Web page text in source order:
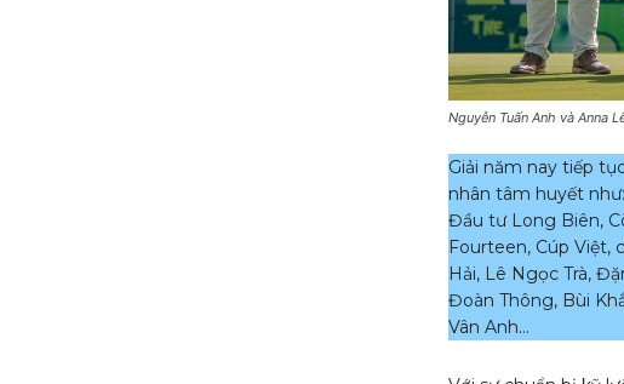
Nguyễn Tuấn Anh và Anna
Giải năm nay tiếp
nhân tâm huyết
Đầu tư Long Biên,
Fourteen, Cúp Việt,
Hải, Lê Ngọc Trà,
Đoàn Thông, Bùi
Vân Anh…